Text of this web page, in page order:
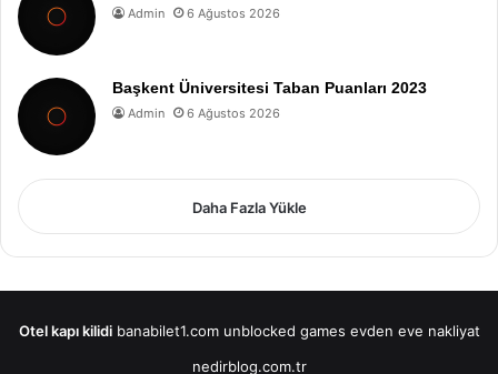
Admin 6 Ağustos 2026
Başkent Üniversitesi Taban Puanları 2023
Admin 6 Ağustos 2026
Daha Fazla Yükle
Otel kapı kilidi banabilet1.com unblocked games evden eve nakliyat
nedirblog.com.tr